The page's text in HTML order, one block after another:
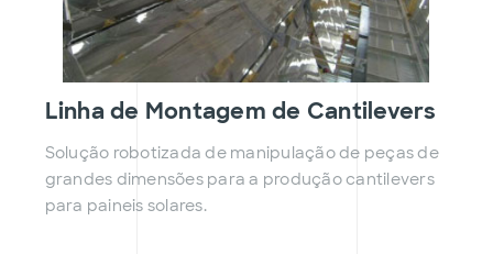
Linha de Montagem de Cantilevers
Solução robotizada de manipulação de peças de
grandes dimensões para a produção cantilevers
para paineis solares.